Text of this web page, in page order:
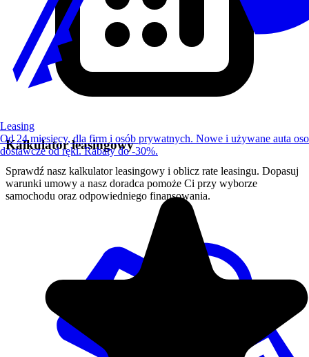
Kalkulator leasingowy
Sprawdź nasz kalkulator leasingowy i oblicz rate leasingu. Dopasuj
warunki umowy a nasz doradca pomoże Ci przy wyborze
samochodu oraz odpowiedniego finansowania.
Leasing
Od 24 miesięcy, dla firm i osób prywatnych. Nowe i używane auta
dostawcze od ręki. Rabaty do -30%.